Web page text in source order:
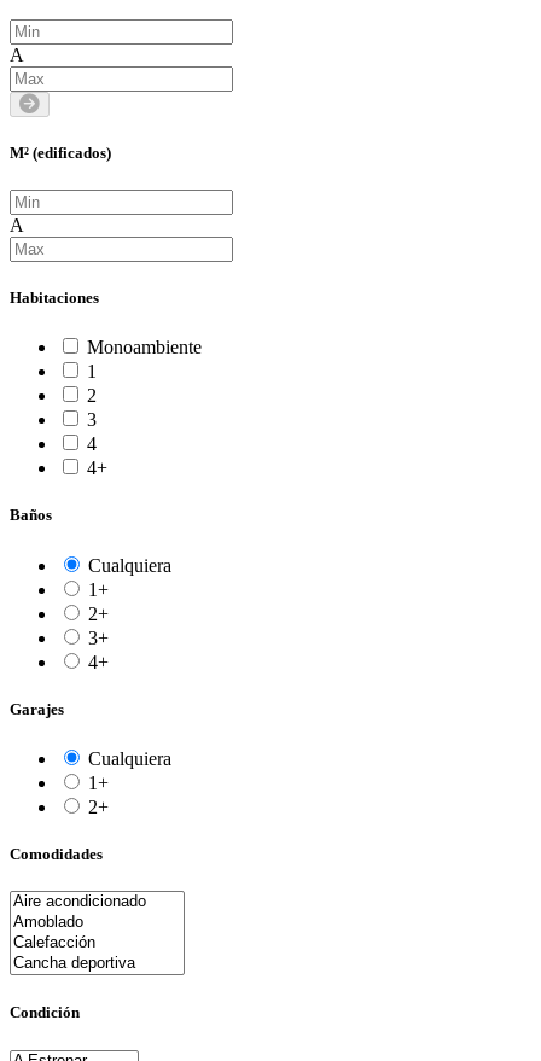
A
M² (edificados)
A
Habitaciones
Monoambiente
1
2
3
4
4+
Baños
Cualquiera
1+
2+
3+
4+
Garajes
Cualquiera
1+
2+
Comodidades
Condición